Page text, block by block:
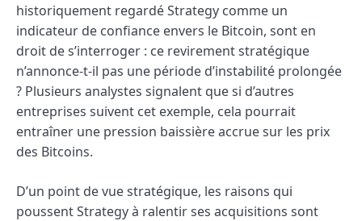
historiquement regardé Strategy comme un
indicateur de confiance envers le Bitcoin, sont en
droit de s’interroger : ce revirement stratégique
n’annonce-t-il pas une période d’instabilité prolongée
? Plusieurs analystes signalent que si d’autres
entreprises suivent cet exemple, cela pourrait
entraîner une pression baissière accrue sur les prix
des Bitcoins.
D’un point de vue stratégique, les raisons qui
poussent Strategy à ralentir ses acquisitions sont